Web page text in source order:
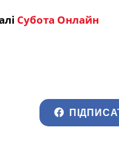
Субота Онлайн